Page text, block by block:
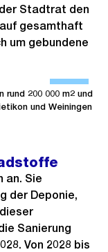
Stadtrat den
gesamthaft
um gebundene
f
f
l
i
rund 200 000 m2 und
und Weiningen
an. Sie
der Deponie,
Sanierung
Von 2028 bis